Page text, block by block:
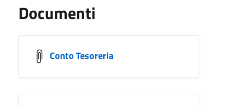
Documenti
Conto Tesoreria